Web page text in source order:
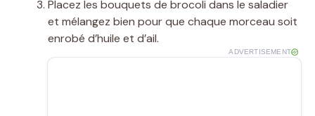
Placez les bouquets de brocoli dans le saladier
et mélangez bien pour que chaque morceau soit
enrobé d’huile et d’ail.
ADVERTISEMENT